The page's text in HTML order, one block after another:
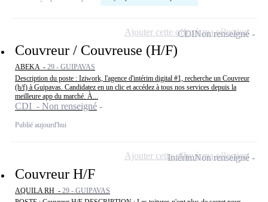
Couvreur / Couvreuse (H/F)
ABEKA - 29 - GUIPAVAS
Description du poste : Iziwork, l'agence d'intérim digital #1, recherche un Couvreur
(h/f) à Guipavas. Candidatez en un clic et accédez à tous nos services depuis la
meilleure app du marché. À...
CDI - Non renseigné
Publié aujourd'hui
CDINon renseigné
Ajouter cette offre à ma sélection
Couvreur H/F
AQUILA RH - 29 - GUIPAVAS
IntérimNon renseigné
Ajouter cette offre à ma sélection